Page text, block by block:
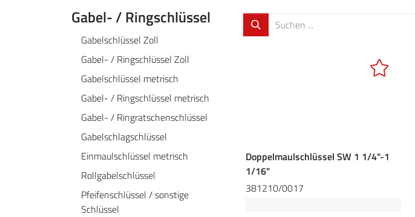
Gabel- / Ringschlüssel
Gabelschlüssel Zoll
Gabel- / Ringschlüssel Zoll
Gabelschlüssel metrisch
Gabel- / Ringschlüssel metrisch
Gabel- / Ringratschenschlüssel
Gabelschlagschlüssel
Einmaulschlüssel metrisch
Rollgabelschlüssel
Pfeifenschlüssel / sonstige
Schlüssel
Doppelmaulschlüssel SW 1 1/4"-1
1/16"
381210/0017